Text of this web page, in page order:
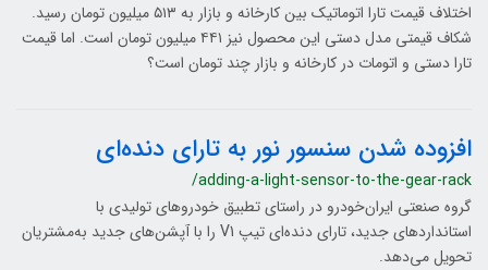
اختلاف قیمت تارا اتوماتیک بین کارخانه و بازار به ۵۱۳ میلیون تومان رسید.
شکاف قیمتی مدل دستی این محصول نیز ۴۴۱ میلیون تومان است. اما قیمت
تارا دستی و اتومات در کارخانه و بازار چند تومان است؟
افزوده شدن سنسور نور به تارای دنده‌ای
/adding-a-light-sensor-to-the-gear-rack
گروه صنعتی ایران‌خودرو در راستای تطبیق خودروهای تولیدی با
استانداردهای جدید، تارای دنده‌ای تیپ V1 را با آپشن‌های جدید به‌مشتریان
تحویل می‌دهد.